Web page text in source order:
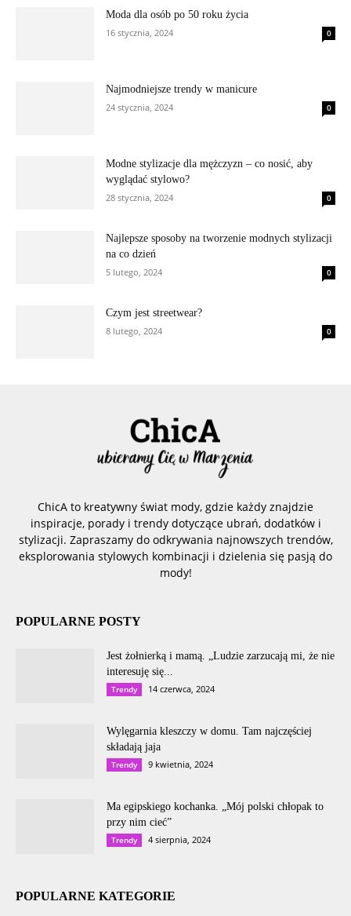
Moda dla osób po 50 roku życia
16 stycznia, 2024
0
Najmodniejsze trendy w manicure
24 stycznia, 2024
0
Modne stylizacje dla mężczyzn – co nosić, aby
wyglądać stylowo?
28 stycznia, 2024
0
Najlepsze sposoby na tworzenie modnych stylizacji
na co dzień
5 lutego, 2024
0
Czym jest streetwear?
8 lutego, 2024
0
ChicA to kreatywny świat mody, gdzie każdy znajdzie
inspiracje, porady i trendy dotyczące ubrań, dodatków i
stylizacji. Zapraszamy do odkrywania najnowszych trendów,
eksplorowania stylowych kombinacji i dzielenia się pasją do
mody!
POPULARNE POSTY
Jest żołnierką i mamą. „Ludzie zarzucają mi, że nie
interesuję się...
Trendy 14 czerwca, 2024
Wylęgarnia kleszczy w domu. Tam najczęściej
składają jaja
Trendy 9 kwietnia, 2024
Ma egipskiego kochanka. „Mój polski chłopak to
przy nim cieć”
Trendy 4 sierpnia, 2024
POPULARNE KATEGORIE